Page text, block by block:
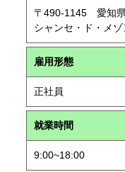
〒490-1145 愛知
シャンセ・ド・メ
雇用形態
正社員
就業時間
9:00~18:00